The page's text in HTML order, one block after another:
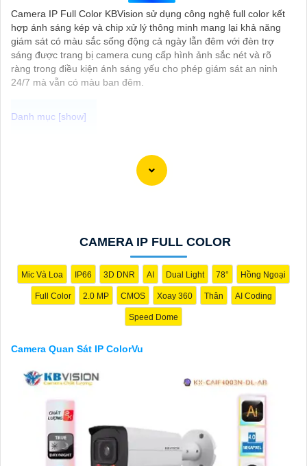
Camera IP Full Color KBVision sử dụng công nghệ full color kết
hợp ánh sáng kép và chip xử lý thông minh mang lại khả năng
giám sát có màu sắc sống động cả ngày lẫn đêm với đèn trợ
sáng được trang bị camera cung cấp hình ảnh sắc nét và rõ
ràng trong điều kiện ánh sáng yếu cho phép giám sát an ninh
24/7 mà vẫn có màu ban đêm.
hình ảnh màu sắc cực kỳ sắc nét và rõ ràng ngay cả trong điều
kiện ánh sáng yếu. Đây là một lựa chọn hoàn hảo cho việc giám
từ xa qua hệ thống mạng internet, giúp bạn dễ dàng theo dõi
mọi hoạt động mọi lúc mọi nơi thông qua ứng dụng di động.
CAMERA IP FULL COLOR
Mic Và Loa IP66 3D DNR AI Dual Light 78° Hồng Ngoại
Full Color 2.0 MP CMOS Xoay 360 Thân AI Coding
Speed Dome
Camera Quan Sát IP ColorVu